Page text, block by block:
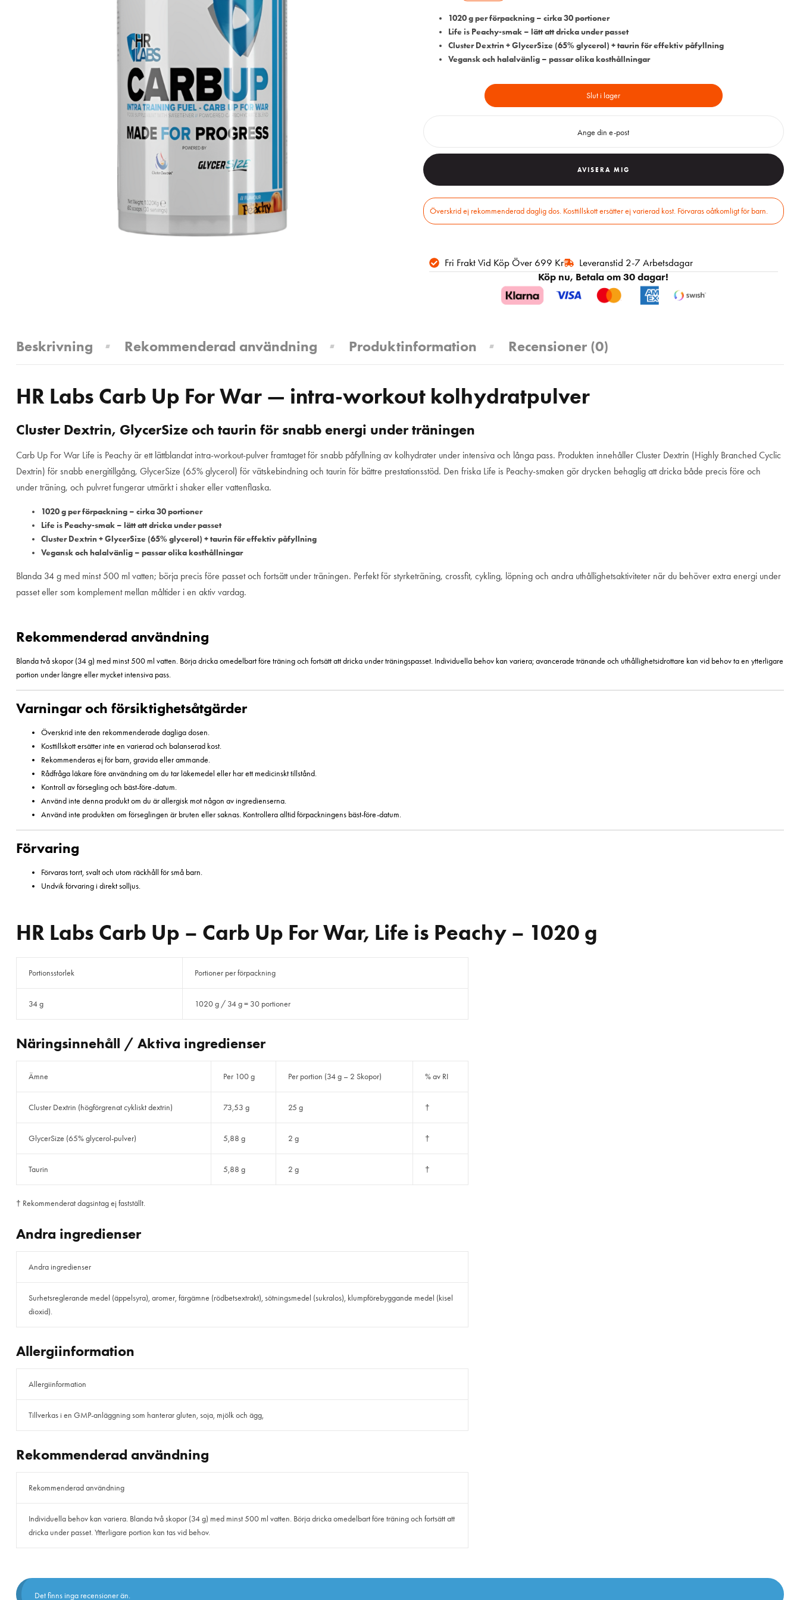
1020 g per förpackning – cirka 30 portioner
Life is Peachy-smak – lätt att dricka under passet
Cluster Dextrin + GlycerSize (65% glycerol) + taurin för effektiv påfyllning
Vegansk och halalvänlig – passar olika kosthållningar
Slut i lager
AVISERA MIG
Fri Frakt Vid Köp Över 699 Kr
Leveranstid 2-7 Arbetsdagar
Köp nu, Betala om 30 dagar!
Beskrivning Rekommenderad användning Produktinformation Recensioner (0)
HR Labs Carb Up For War — intra-workout kolhydratpulver
Cluster Dextrin, GlycerSize och taurin för snabb energi under träningen
Carb Up For War Life is Peachy är ett lättblandat intra-workout-pulver framtaget för snabb påfyllning av kolhydrater under intensiva och långa pass. Produkten innehåller Cluster Dextrin (Highly Branched Cyclic
Dextrin) för snabb energitillgång, GlycerSize (65% glycerol) för vätskebindning och taurin för bättre prestationsstöd. Den friska Life is Peachy-smaken gör drycken behaglig att dricka både precis före och
under träning, och pulvret fungerar utmärkt i shaker eller vattenflaska.
1020 g per förpackning – cirka 30 portioner
Life is Peachy-smak – lätt att dricka under passet
Cluster Dextrin + GlycerSize (65% glycerol) + taurin för effektiv påfyllning
Vegansk och halalvänlig – passar olika kosthållningar
Blanda 34 g med minst 500 ml vatten; börja precis före passet och fortsätt under träningen. Perfekt för styrketräning, crossfit, cykling, löpning och andra uthållighetsaktiviteter när du behöver extra energi under
passet eller som komplement mellan måltider i en aktiv vardag.
Rekommenderad användning
Blanda två skopor (34 g) med minst 500 ml vatten. Börja dricka omedelbart före träning och fortsätt att dricka under träningspasset. Individuella behov kan variera; avancerade tränande och uthållighetsidrottare kan vid behov ta en ytterligare
portion under längre eller mycket intensiva pass.
Varningar och försiktighetsåtgärder
Överskrid inte den rekommenderade dagliga dosen.
Kosttillskott ersätter inte en varierad och balanserad kost.
Rekommenderas ej för barn, gravida eller ammande.
Rådfråga läkare före användning om du tar läkemedel eller har ett medicinskt tillstånd.
Kontroll av försegling och bäst-före-datum.
Använd inte denna produkt om du är allergisk mot någon av ingredienserna.
Använd inte produkten om förseglingen är bruten eller saknas. Kontrollera alltid förpackningens bäst-före-datum.
Förvaring
Förvaras torrt, svalt och utom räckhåll för små barn.
Undvik förvaring i direkt solljus.
HR Labs Carb Up – Carb Up For War, Life is Peachy – 1020 g
Portionsstorlek Portioner per förpackning
34 g 1020 g / 34 g = 30 portioner
Näringsinnehåll / Aktiva ingredienser
Ämne Per 100 g Per portion (34 g – 2 Skopor) % av RI
Cluster Dextrin (högförgrenat cykliskt dextrin) 73,53 g 25 g †
GlycerSize (65% glycerol-pulver) 5,88 g 2 g †
Taurin 5,88 g 2 g †
† Rekommenderat dagsintag ej fastställt.
Andra ingredienser
Andra ingredienser
Surhetsreglerande medel (äppelsyra), aromer, färgämne (rödbetsextrakt), sötningsmedel (sukralos), klumpförebyggande medel (kisel
dioxid).
Allergiinformation
Allergiinformation
Tillverkas i en GMP-anläggning som hanterar gluten, soja, mjölk och ägg,
Rekommenderad användning
Rekommenderad användning
Individuella behov kan variera. Blanda två skopor (34 g) med minst 500 ml vatten. Börja dricka omedelbart före träning och fortsätt att
dricka under passet. Ytterligare portion kan tas vid behov.
Det finns inga recensioner än.